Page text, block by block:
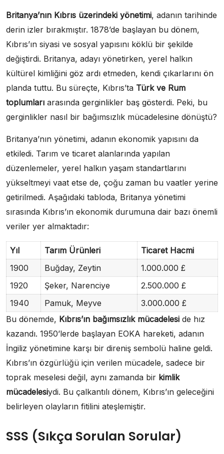
Britanya’nın Kıbrıs üzerindeki yönetimi, adanın tarihinde
derin izler bırakmıştır. 1878’de başlayan bu dönem,
Kıbrıs’ın siyasi ve sosyal yapısını köklü bir şekilde
değiştirdi. Britanya, adayı yönetirken, yerel halkın
kültürel kimliğini göz ardı etmeden, kendi çıkarlarını ön
planda tuttu. Bu süreçte, Kıbrıs’ta Türk ve Rum
toplumları arasında gerginlikler baş gösterdi. Peki, bu
gerginlikler nasıl bir bağımsızlık mücadelesine dönüştü?
Britanya’nın yönetimi, adanın ekonomik yapısını da
etkiledi. Tarım ve ticaret alanlarında yapılan
düzenlemeler, yerel halkın yaşam standartlarını
yükseltmeyi vaat etse de, çoğu zaman bu vaatler yerine
getirilmedi. Aşağıdaki tabloda, Britanya yönetimi
sırasında Kıbrıs’ın ekonomik durumuna dair bazı önemli
veriler yer almaktadır:
Yıl Tarım Ürünleri
Ticaret Hacmi
1900
Buğday, Zeytin
1.000.000 £
1920
Şeker, Narenciye
2.500.000 £
1940
Pamuk, Meyve
3.000.000 £
Bu dönemde, Kıbrıs’ın bağımsızlık mücadelesi de hız
kazandı. 1950’lerde başlayan EOKA hareketi, adanın
İngiliz yönetimine karşı bir direniş sembolü haline geldi.
Kıbrıs’ın özgürlüğü için verilen mücadele, sadece bir
toprak meselesi değil, aynı zamanda bir kimlik
mücadelesiydi. Bu çalkantılı dönem, Kıbrıs’ın geleceğini
belirleyen olayların fitilini ateşlemiştir.
SSS (Sıkça Sorulan Sorular)